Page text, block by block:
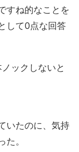
すね的なことを
して0点な回答
ックしないと
いたのに、気持
。